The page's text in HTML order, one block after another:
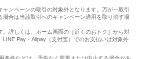
ャンペーンの取引の対象外となります。万が一取引
場合は当該取引へのキャンペーン適用を取り消す場
。詳しくは、ホーム画面の［近くのおトク］から対
LINE Pay・Alipay（支付宝）でのお支払いは対象外
条件などは、予告なく変更または中止する場合があ